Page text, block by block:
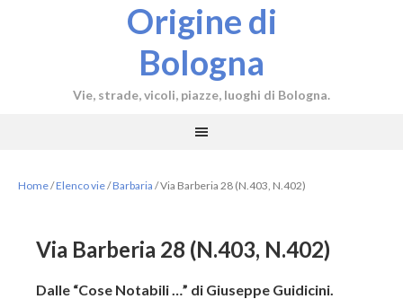
Origine di
Bologna
Vie, strade, vicoli, piazze, luoghi di Bologna.
Home/Elenco vie/Barbaria /Via Barberia 28 (N.403, N.402)
Via Barberia 28 (N.403, N.402)
Dalle “Cose Notabili …” di Giuseppe Guidicini.